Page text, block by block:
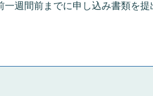
週間前までに申し込み書類を提